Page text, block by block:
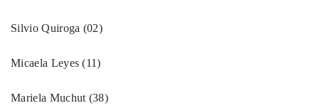
Silvio Quiroga (02)
Micaela Leyes (11)
Mariela Muchut (38)